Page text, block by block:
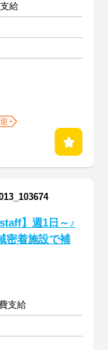
給
】週1日～♪
密着施設で補
支給